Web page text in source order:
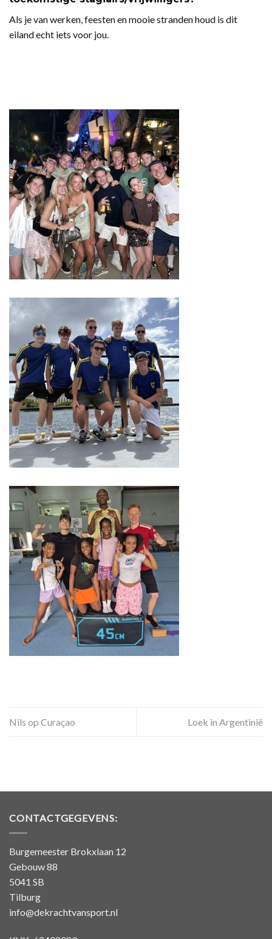
Als je van werken, feesten en mooie stranden houd is dit
eiland echt iets voor jou.
Nils op Curaçao Loek in Argentinië
CONTACTGEGEVENS:
Burgemeester Brokxlaan 12
Gebouw 88
5041 SB
Tilburg
info@dekrachtvansport.nl